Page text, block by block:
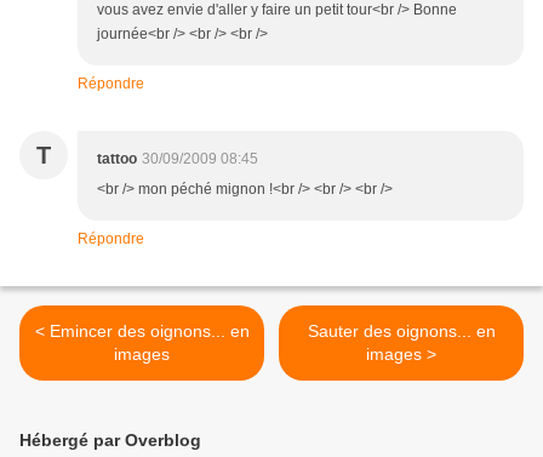
vous avez envie d'aller y faire un petit tour<br /> Bonne
journée<br /> <br /> <br />
Répondre
T tattoo 30/09/2009 08:45
<br /> mon péché mignon !<br /> <br /> <br />
Répondre
< Emincer des oignons... en
images
Sauter des oignons... en
images >
Hébergé par Overblog